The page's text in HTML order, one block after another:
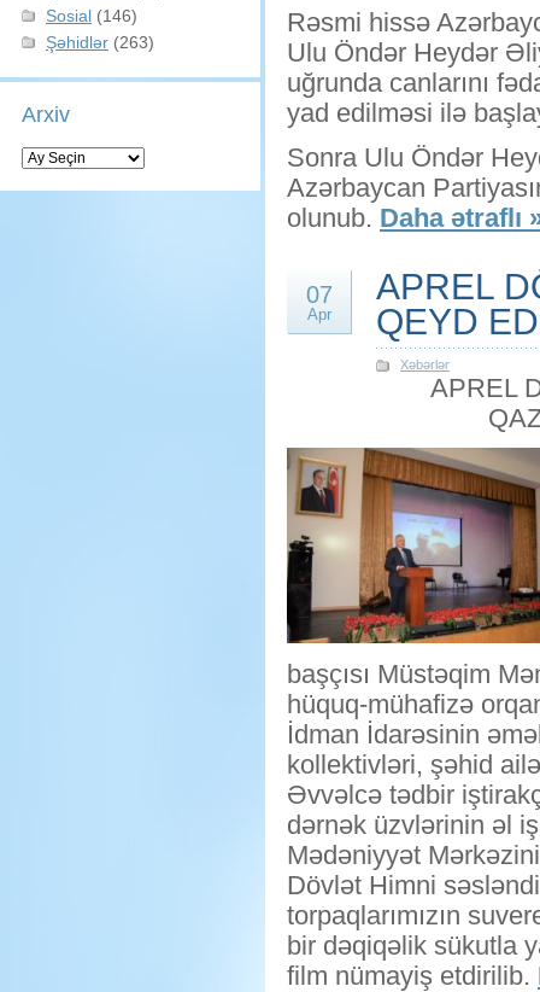
Sosial (146)
Şəhidlər (263)
Arxiv
Arxiv
Rəsmi hissə
Ulu Öndər Heydər
uğrunda canlarını
yad edilməsi ilə
Sonra Ulu Öndər
Azərbaycan
olunub. Daha ətraflı
07
Apr
APREL
QEYD
Xəbərlər
APREL
başçısı Müstəqim
hüquq-mühafizə
İdman İdarəsinin
kollektivləri, şəhid
Əvvəlcə tədbir
dərnək üzvlərinin əl
Mədəniyyət
Dövlət Himni
torpaqlarımızın
bir dəqiqəlik sükutla
film nümayiş etdirilib.